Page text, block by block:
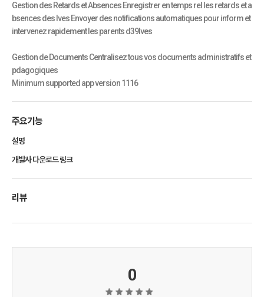
Gestion des Retards et Absences Enregistrer en temps rel les retards et a
bsences des lves Envoyer des notifications automatiques pour inform et
intervenez rapidement les parents d39lves
Gestion de Documents Centralisez tous vos documents administratifs et
pdagogiques
Minimum supported app version 1116
주요기능
설명
개발사 다운로드 링크
리뷰
0